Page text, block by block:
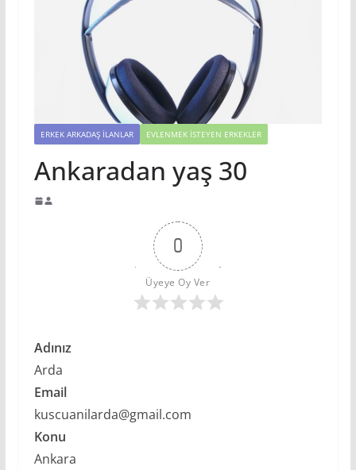
ERKEK ARKADAŞ İLANLAR EVLENMEK İSTEYEN ERKEKLER
Ankaradan yaş 30
0
Üyeye Oy Ver
Adınız
Arda
Email
kuscuanilarda@gmail.com
Konu
Ankara